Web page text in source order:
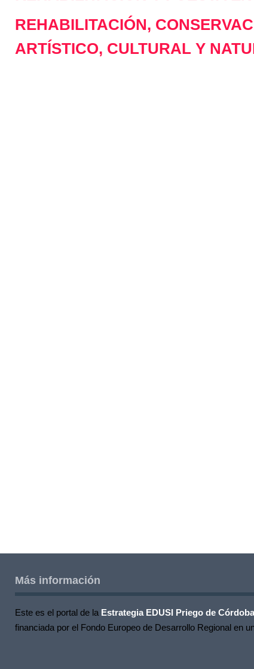
REHABILITACIÓN,
ARTÍSTICO, CULTURAL Y
Más información
Este es el portal de la Estrategia EDUSI Priego de Córdoba
financiada por el Fondo Europeo de Desarrollo Regional en